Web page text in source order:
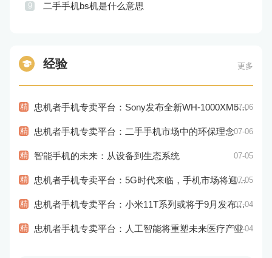
9 二手手机bs机是什么意思
经验 更多
精 忠机者手机专卖平台：Sony发布全新WH-1000XM5耳机，搭载更多电池和多项创新功能07-06
精 忠机者手机专卖平台：二手手机市场中的环保理念07-06
精 智能手机的未来：从设备到生态系统 07-05
精 忠机者手机专卖平台：5G时代来临，手机市场将迎来新变革07-05
精 忠机者手机专卖平台：小米11T系列或将于9月发布，其中包括一款Pro版本07-04
精 忠机者手机专卖平台：人工智能将重塑未来医疗产业07-04